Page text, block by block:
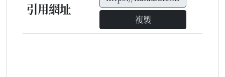
引用網址
複製